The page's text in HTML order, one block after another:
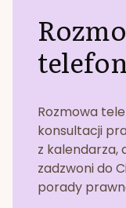
Rozmowa
konsultacji
z kalendarza,
zadzwoni do
porady